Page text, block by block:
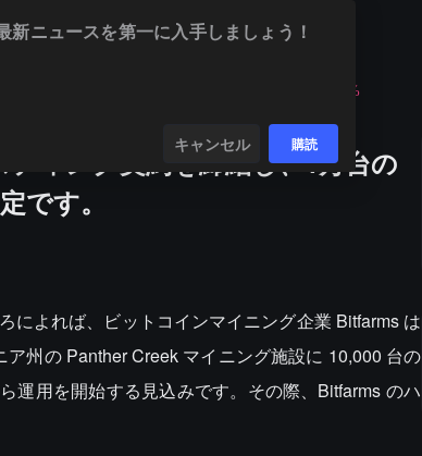
ィング契約を締結し、1万台の
です。
によれば、ビットコインマイニング企業 Bitfarms は
州の Panther Creek マイニング施設に 10,000 台の
運用を開始する見込みです。その際、Bitfarms のハ
新ニュースを第一に入手しましょう！
キャンセル 購読